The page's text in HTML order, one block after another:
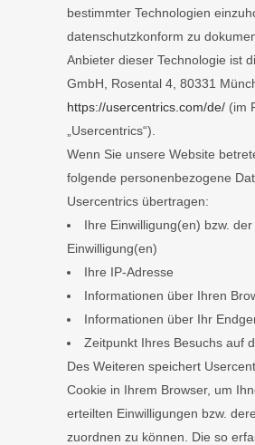
bestimmter Technologien
datenschutzkonform zu
Anbieter dieser Technologie ist
GmbH, Rosental 4, 80331
https://usercentrics.com/de/ (im
„Usercentrics“).
Wenn Sie unsere Website
folgende personenbezogene
Usercentrics übertragen:
Ihre Einwilligung(en) bzw.
Einwilligung(en)
Ihre IP-Adresse
Informationen über Ihren
Informationen über Ihr
Zeitpunkt Ihres Besuchs auf
Des Weiteren speichert
Cookie in Ihrem Browser, um
erteilten Einwilligungen bzw.
zuordnen zu können. Die so